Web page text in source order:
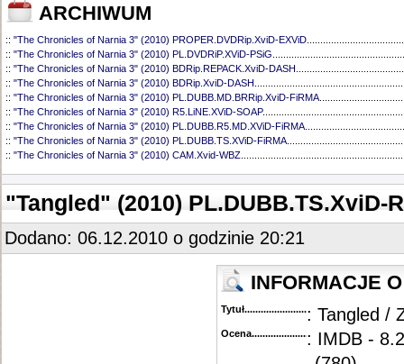
ARCHIWUM
:: "The Chronicles of Narnia 3" (2010) PROPER.DVDRip.XviD-EXViD
:: "The Chronicles of Narnia 3" (2010) PL.DVDRiP.XViD-PSiG
:: "The Chronicles of Narnia 3" (2010) BDRip.REPACK.XviD-DASH
:: "The Chronicles of Narnia 3" (2010) BDRip.XviD-DASH
:: "The Chronicles of Narnia 3" (2010) PL.DUBB.MD.BRRip.XviD-FiRMA
:: "The Chronicles of Narnia 3" (2010) R5.LiNE.XViD-SOAP
:: "The Chronicles of Narnia 3" (2010) PL.DUBB.R5.MD.XViD-FiRMA
:: "The Chronicles of Narnia 3" (2010) PL.DUBB.TS.XViD-FiRMA
:: "The Chronicles of Narnia 3" (2010) CAM.Xvid-WBZ
"Tangled" (2010) PL.DUBB.TS.XviD-
Dodano: 06.12.2010 o godzinie 20:21
INFORMACJE
Tytuł............................................
: Tangled /
Ocena.............................................
: IMDB -